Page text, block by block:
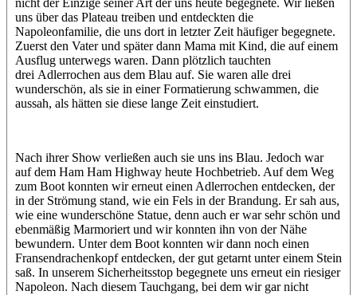
uns über das Plateau treiben und entdeckten die
Napoleonfamilie, die uns dort in letzter Zeit häufiger begegnete.
Zuerst den Vater und später dann Mama mit Kind, die auf einem
Ausflug unterwegs waren. Dann plötzlich tauchten
drei Adlerrochen aus dem Blau auf. Sie waren alle drei
wunderschön, als sie in einer Formatierung schwammen, die
aussah, als hätten sie diese lange Zeit einstudiert.
Nach ihrer Show verließen auch sie uns ins Blau. Jedoch war
auf dem Ham Ham Highway heute Hochbetrieb. Auf dem Weg
zum Boot konnten wir erneut einen Adlerrochen entdecken, der
in der Strömung stand, wie ein Fels in der Brandung. Er sah aus,
wie eine wunderschöne Statue, denn auch er war sehr schön und
ebenmäßig Marmoriert und wir konnten ihn von der Nähe
bewundern. Unter dem Boot konnten wir dann noch einen
Fransendrachenkopf entdecken, der gut getarnt unter einem Stein
saß. In unserem Sicherheitsstop begegnete uns erneut ein riesiger
Napoleon. Nach diesem Tauchgang, bei dem wir gar nicht